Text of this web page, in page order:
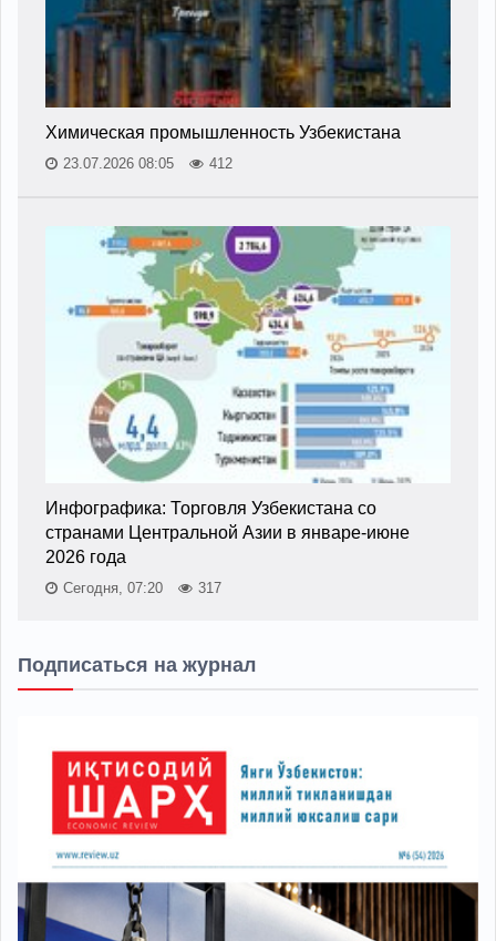
Химическая промышленность Узбекистана
23.07.2026 08:05 412
Инфографика: Торговля Узбекистана со
странами Центральной Азии в январе-июне
2026 года
Сегодня, 07:20 317
Подписаться на журнал